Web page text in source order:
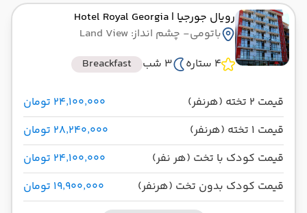
رویال جورجیا | Hotel Royal Georgia
باتومی- چشم انداز: Land View
4 ستاره
3 شب Breackfast
قیمت 2 تخته (هرنفر)
۲۴٬۱۰۰٬۰۰۰ تومان
قیمت 1 تخته (هرنفر)
۲۸٬۲۴۰٬۰۰۰ تومان
قیمت کودک با تخت (هر نفر)
۲۴٬۱۰۰٬۰۰۰ تومان
قیمت کودک بدون تخت (هرنفر)
۱۹٬۹۰۰٬۰۰۰ تومان